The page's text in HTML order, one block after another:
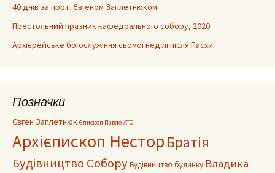
40 днів за прот. Євгеном Заплетнюком
Престольний празник кафедрального собору, 2020
Архієрейське богослужіння сьомої неділі після Пасхи
Позначки
Євген Заплетнюк Єпископ Павло АТО
Архієпископ Нестор Братія
Будівництво Собору Будівництво будинку Владика